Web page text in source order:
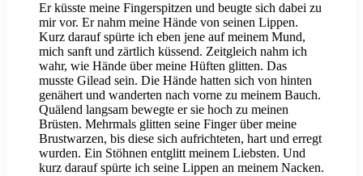
Er küsste meine Fingerspitzen und beugte sich dabei zu
mir vor. Er nahm meine Hände von seinen Lippen.
Kurz darauf spürte ich eben jene auf meinem Mund,
mich sanft und zärtlich küssend. Zeitgleich nahm ich
wahr, wie Hände über meine Hüften glitten. Das
musste Gilead sein. Die Hände hatten sich von hinten
genähert und wanderten nach vorne zu meinem Bauch.
Quälend langsam bewegte er sie hoch zu meinen
Brüsten. Mehrmals glitten seine Finger über meine
Brustwarzen, bis diese sich aufrichteten, hart und erregt
wurden. Ein Stöhnen entglitt meinem Liebsten. Und
kurz darauf spürte ich seine Lippen an meinem Nacken.